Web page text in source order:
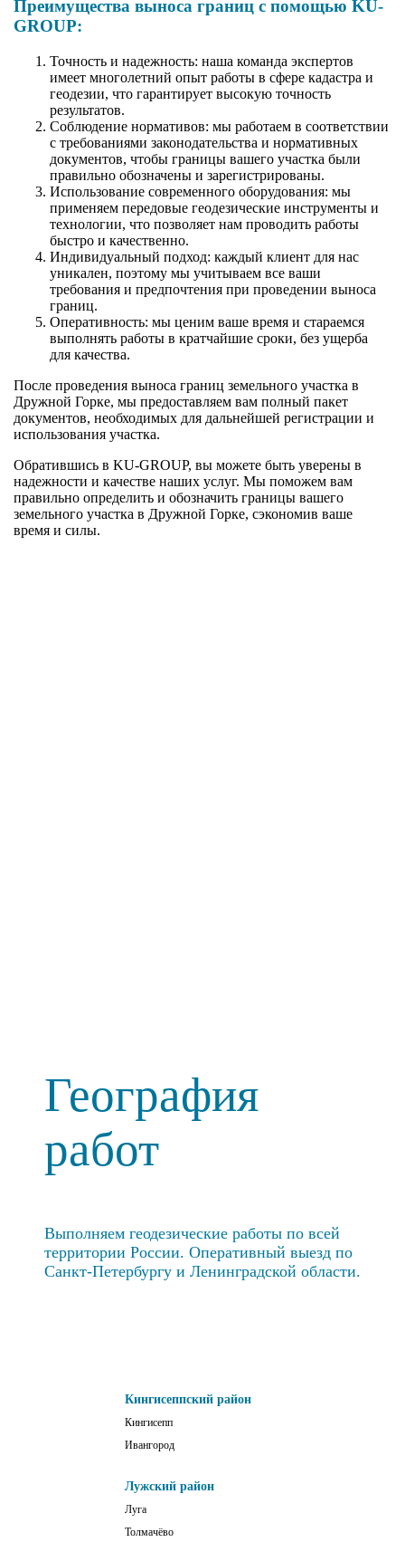
Преимущества выноса границ с помощью KU-
GROUP:
Точность и надежность: наша команда экспертов
имеет многолетний опыт работы в сфере кадастра и
геодезии, что гарантирует высокую точность
результатов.
Соблюдение нормативов: мы работаем в соответствии
с требованиями законодательства и нормативных
документов, чтобы границы вашего участка были
правильно обозначены и зарегистрированы.
Использование современного оборудования: мы
применяем передовые геодезические инструменты и
технологии, что позволяет нам проводить работы
быстро и качественно.
Индивидуальный подход: каждый клиент для нас
уникален, поэтому мы учитываем все ваши
требования и предпочтения при проведении выноса
границ.
Оперативность: мы ценим ваше время и стараемся
выполнять работы в кратчайшие сроки, без ущерба
для качества.
После проведения выноса границ земельного участка в
Дружной Горке, мы предоставляем вам полный пакет
документов, необходимых для дальнейшей регистрации и
использования участка.
Обратившись в KU-GROUP, вы можете быть уверены в
надежности и качестве наших услуг. Мы поможем вам
правильно определить и обозначить границы вашего
земельного участка в Дружной Горке, сэкономив ваше
время и силы.
География
работ
Выполняем геодезические работы по всей
территории России. Оперативный выезд по
Санкт-Петербургу и Ленинградской области.
Кингисеппский район
Кингисепп
Ивангород
Лужский район
Луга
Толмачёво